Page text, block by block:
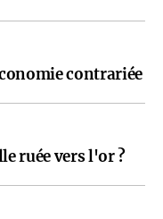
contrariée
ruée vers l'or ?